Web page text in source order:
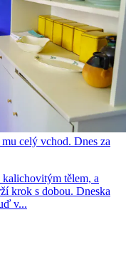
celý vchod. Dnes za
kalichovitým tělem, a
krok s dobou. Dneska
v...